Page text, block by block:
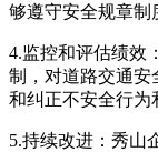
够遵守安全规章制
4.监控和评估绩效
制，对道路交通安
和纠正不安全行为
5.持续改进：秀山